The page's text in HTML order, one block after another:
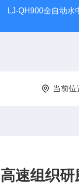
LJ-QH900全自动水
当前位
高速组织研